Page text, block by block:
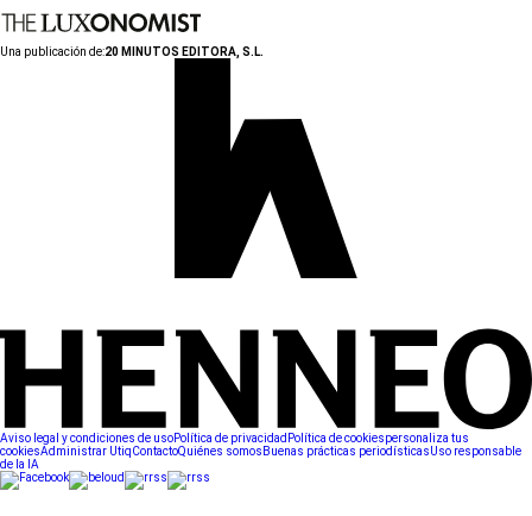
Una publicación de:20 MINUTOS EDITORA, S.L.
Aviso legal y condiciones de usoPolítica de privacidad Política de cookiespersonaliza tus
cookiesAdministrar UtiqContactoQuiénes somos Buenas prácticas periodísticasUso responsable
de la IA